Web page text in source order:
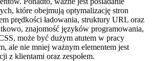
które obejmują optymalizację stron
prędkości ładowania, struktury URL oraz
znajomość języków programowania,
może być dużym atutem w pracy
ale nie mniej ważnym elementem jest
z klientami oraz zespołem.